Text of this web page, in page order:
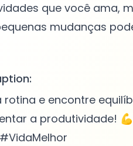
que você ama,
mudanças
rotina e encontre
a produtividade!